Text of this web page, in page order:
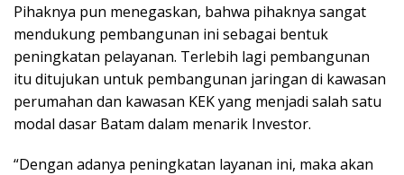
Pihaknya pun menegaskan, bahwa pihaknya sangat
mendukung pembangunan ini sebagai bentuk
peningkatan pelayanan. Terlebih lagi pembangunan
itu ditujukan untuk pembangunan jaringan di kawasan
perumahan dan kawasan KEK yang menjadi salah satu
modal dasar Batam dalam menarik Investor.
“Dengan adanya peningkatan layanan ini, maka akan